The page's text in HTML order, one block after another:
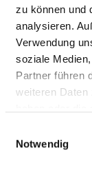
zu können und
analysieren.
Verwendung
soziale
Partner führen
weiteren Daten
Notwendig
Personal in
ambulanten
Personal in
stationären